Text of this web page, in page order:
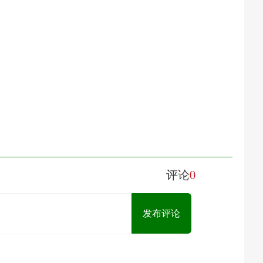
评论0
发布评论